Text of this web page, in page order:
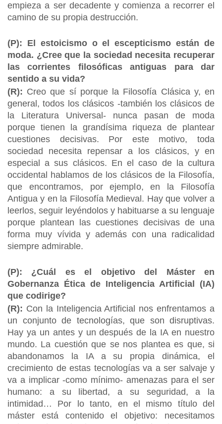
empieza a ser decadente y comienza a recorrer el
camino de su propia destrucción.
(P): El estoicismo o el escepticismo están de
moda. ¿Cree que la sociedad necesita recuperar
las corrientes filosóficas antiguas para dar
sentido a su vida?
(R): Creo que sí porque la Filosofía Clásica y, en
general, todos los clásicos -también los clásicos de
la Literatura Universal- nunca pasan de moda
porque tienen la grandísima riqueza de plantear
cuestiones decisivas. Por este motivo, toda
sociedad necesita repensar a los clásicos, y en
especial a sus clásicos. En el caso de la cultura
occidental hablamos de los clásicos de la Filosofía,
que encontramos, por ejemplo, en la Filosofía
Antigua y en la Filosofía Medieval. Hay que volver a
leerlos, seguir leyéndolos y habituarse a su lenguaje
porque plantean las cuestiones decisivas de una
forma muy vívida y además con una radicalidad
siempre admirable.
(P): ¿Cuál es el objetivo del Máster en
Gobernanza Ética de Inteligencia Artificial (IA)
que codirige?
(R): Con la Inteligencia Artificial nos enfrentamos a
un conjunto de tecnologías, que son disruptivas.
Hay ya un antes y un después de la IA en nuestro
mundo. La cuestión que se nos plantea es que, si
abandonamos la IA a su propia dinámica, el
crecimiento de estas tecnologías va a ser salvaje y
va a implicar -como mínimo- amenazas para el ser
humano: a su libertad, a
su seguridad, a la
intimidad… Por lo tanto, en el mismo título del
máster está contenido el objetivo: necesitamos